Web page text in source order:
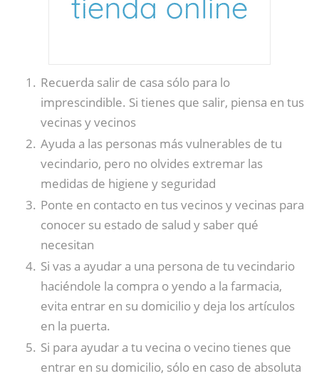
Recuerda salir de casa sólo para lo
imprescindible. Si tienes que salir, piensa en tus
vecinas y vecinos
Ayuda a las personas más vulnerables de tu
vecindario, pero no olvides extremar las
medidas de higiene y seguridad
Ponte en contacto en tus vecinos y vecinas para
conocer su estado de salud y saber qué
necesitan
Si vas a ayudar a una persona de tu vecindario
haciéndole la compra o yendo a la farmacia,
evita entrar en su domicilio y deja los artículos
en la puerta.
Si para ayudar a tu vecina o vecino tienes que
entrar en su domicilio, sólo en caso de absoluta